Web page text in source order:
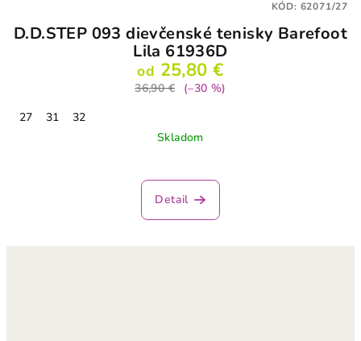
D.D.STEP 093 dievčenské tenisky Barefoot
Lila 61936D
od 25,80 €
36,90 €
(–30 %)
27
31
32
Skladom
Detail
KÓD: 62071/27